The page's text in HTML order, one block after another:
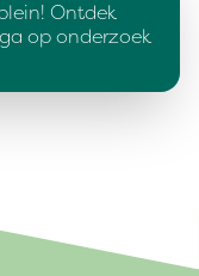
Ontdek
op onderzoek